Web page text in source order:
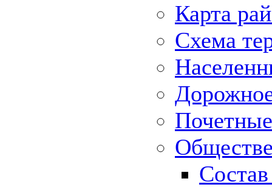
Карта
Схема